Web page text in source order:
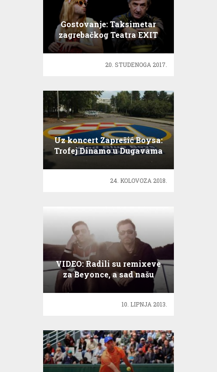
Gostovanje: Taksimetar
zagrebačkog Teatra EXIT
20. STUDENOGA 2017.
Uz koncert Zaprešić Boysa:
Trofej Dinamo u Dugavama
24. KOLOVOZA 2018.
VIDEO: Radili su remixeve
za Beyonce, a sad našu
‘Dalmatian Lounge’!
10. LIPNJA 2013.